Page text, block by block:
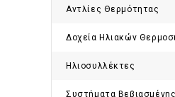
Αντλίες Θερμότητας
Δοχεία Hλιακών
Ηλιοσυλλέκτες
Συστήματα